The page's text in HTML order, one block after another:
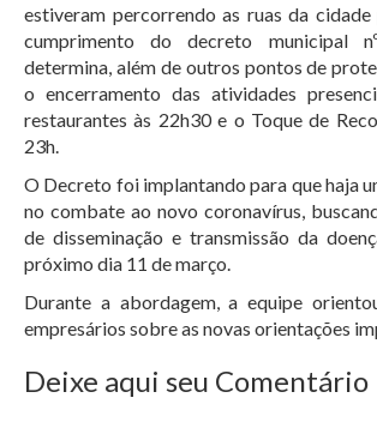
estiveram percorrendo as ruas da
cumprimento do decreto municipal
determina, além de outros pontos de
o encerramento das atividades
restaurantes às 22h30 e o Toque de
23h.
O Decreto foi implantando para que haja
no combate ao novo coronavírus,
de disseminação e transmissão da
próximo dia 11 de março.
Durante a abordagem, a equipe
empresários sobre as novas orientações
Deixe aqui seu Comentário